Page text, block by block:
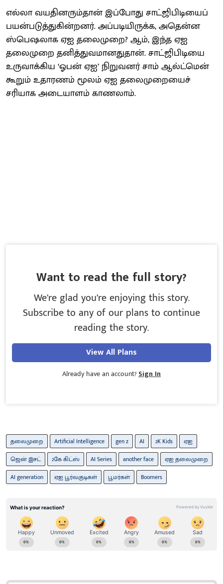
எல்லா வயதினரும்தான் இப்போது சாட்ஜிபிடியைப்
பயன்படுத்துகின்றனர். அப்படியிருக்க, அதென்ன
ஸ்பெஷலாக ஏஐ தலைமுறை? ஆம், இந்த ஏஐ
தலைமுறை தனித்துவமானதுதான். சாட்ஜிபிடியை
உருவாக்கிய ‘ஓபன் ஏஐ’ நிறுவனர் சாம் ஆல்ட்மென்
கூறும் உதாரணம் மூலம் ஏஐ தலைமுறையைச்
சரியாக அடையாளம் காணலாம்.
Want to read the full story?
We’re glad you’re enjoying this story.
Subscribe to any of our plans to continue
reading the story.
View All Plans
Already have an account? Sign In
தலைமுறை Artificial Intelligence gen z AI 2K Kids
ஏஐ
ஜென் இசட்
2கே கிட்ஸ் AI Series another face
ஏஐ தலைமுறை
AI ​​generation
ஏஐ பூர்வகுடிகள் பூமர்கள் Boomers